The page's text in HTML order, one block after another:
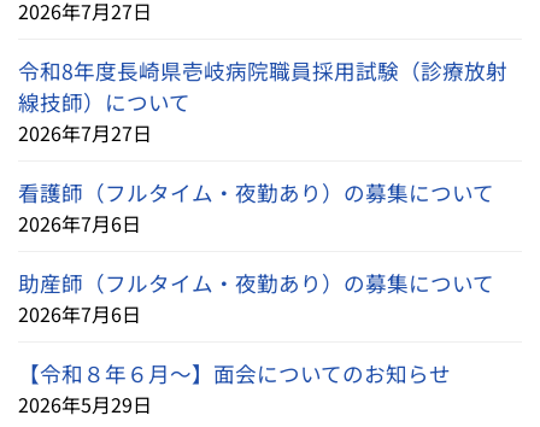
2026年7月27日
令和8年度長崎県壱岐病院職員採用試験（診療放射
線技師）について
2026年7月27日
看護師（フルタイム・夜勤あり）の募集について
2026年7月6日
助産師（フルタイム・夜勤あり）の募集について
2026年7月6日
【令和８年６月～】面会についてのお知らせ
2026年5月29日